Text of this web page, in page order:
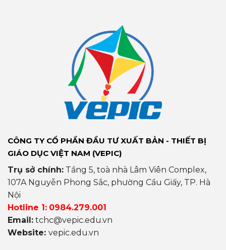
CÔNG TY CỔ PHẦN ĐẦU TƯ XUẤT BẢN - THIẾT BỊ
GIÁO DỤC VIỆT NAM (VEPIC)
Trụ sở chính: Tầng 5, toà nhà Lâm Viên Complex,
107A Nguyễn Phong Sắc, phường Cầu Giấy, TP. Hà
Nội
Hotline 1: 0984.279.001
Email: tchc@vepic.edu.vn
Website: vepic.edu.vn